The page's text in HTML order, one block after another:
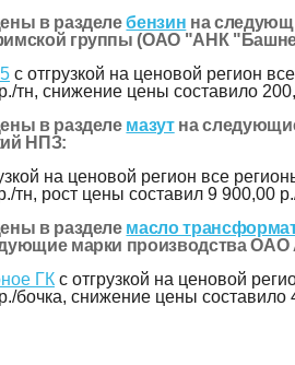
в разделебензин на
группы (ОАО "АНК
с отгрузкой на ценовой регион
тн, снижение цены составило
в разделе мазутна
НПЗ:
на ценовой регион все
тн, рост цены составил 9 900,00
в разделе масло
марки производства
ГК с отгрузкой на ценовой
бочка, снижение цены составило